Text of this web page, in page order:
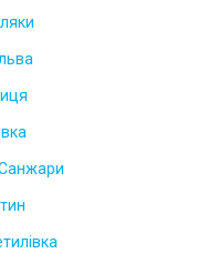
Санжари